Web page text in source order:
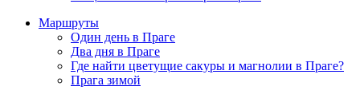
Маршруты
Один день в Праге
Два дня в Праге
Где найти цветущие сакуры и магнолии в Праге?
Прага зимой